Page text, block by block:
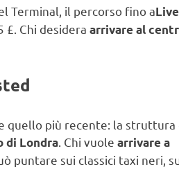
Terminal, il percorso fino a
£. Chi desidera arrivare al
quello più recente: la
di Londra . Chi vuole arrivare a
puntare sui classici taxi neri,